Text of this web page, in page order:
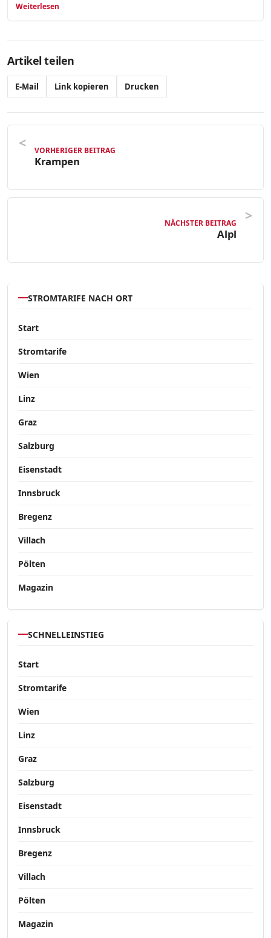
Weiterlesen
Artikel teilen
E-Mail Link kopieren Drucken
VORHERIGER BEITRAG
Krampen
NÄCHSTER BEITRAG
Alpl
STROMTARIFE NACH ORT
Start
Stromtarife
Wien
Linz
Graz
Salzburg
Eisenstadt
Innsbruck
Bregenz
Villach
Pölten
Magazin
SCHNELLEINSTIEG
Start
Stromtarife
Wien
Linz
Graz
Salzburg
Eisenstadt
Innsbruck
Bregenz
Villach
Pölten
Magazin